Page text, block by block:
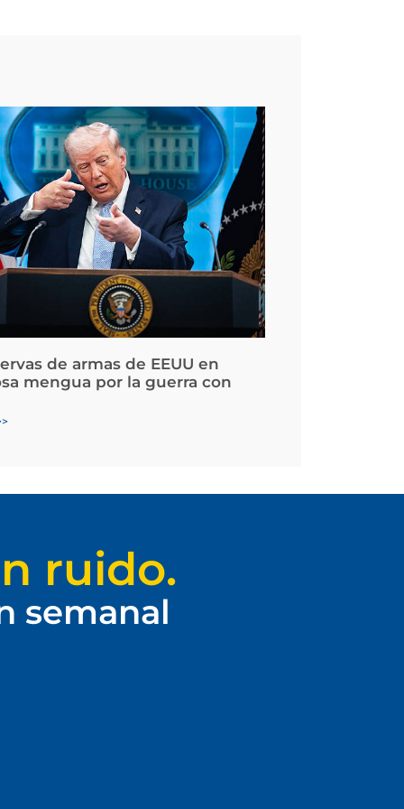
de armas de EEUU en
mengua por la guerra con
ruido.
semanal